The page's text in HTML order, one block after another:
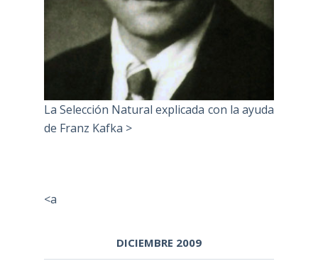
La Selección Natural explicada con la ayuda
de Franz Kafka >
<a
DICIEMBRE 2009